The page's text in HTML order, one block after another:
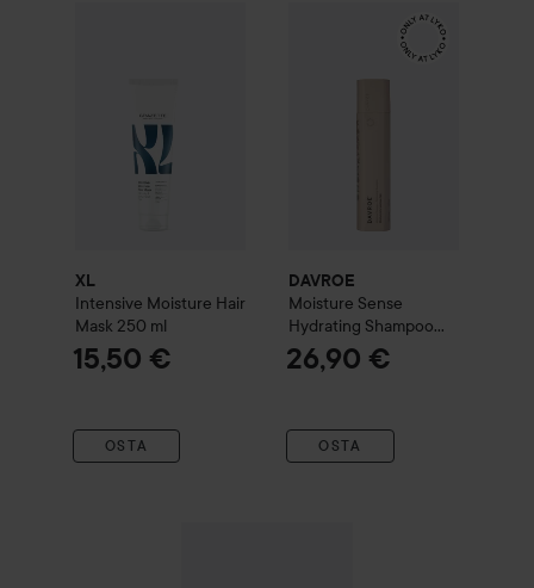
XL
Intensive Moisture Hair
Mask 250 ml
15,50 €
OSTA
15,50 €
DAVROE
Moisture Sense
Hydrating Shampoo
325 ml
26,90 €
OSTA
MoistureSense